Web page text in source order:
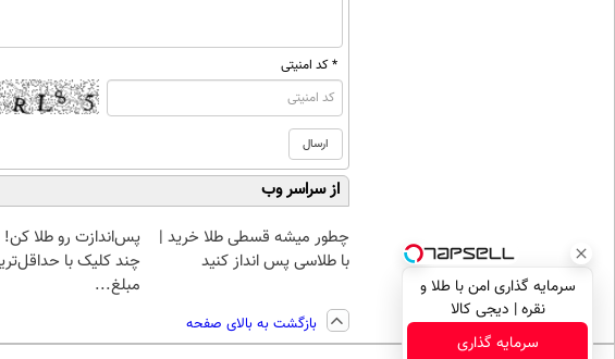
* کد امنیتی
از سراسر وب
چطور میشه قسطی طلا خرید |
با طلاسی پس انداز کنید
پس‌اندازت رو طلا کن!
چند کلیک با
مبلغ...
بازگشت به بالای صفحه
سرمایه گذاری امن با طلا و
نقره | دیجی کالا
سرمایه گذاری